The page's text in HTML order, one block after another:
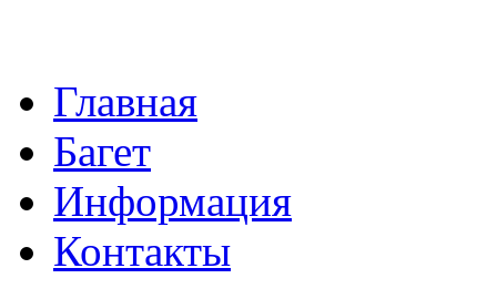
Главная
Багет
Информация
Контакты